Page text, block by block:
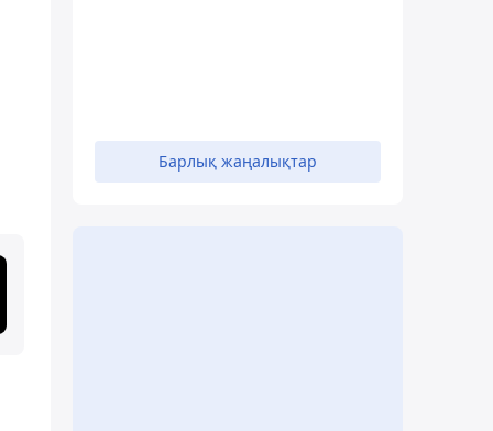
Барлық жаңалықтар